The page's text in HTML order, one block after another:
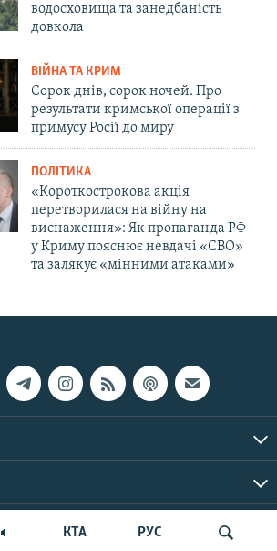
КТА РУС
водосховища та занедбаність
довкола
ВІЙНА ТА КРИМ
Сорок днів, сорок ночей. Про
результати кримської операції з
примусу Росії до миру
ПОЛІТИКА
«Короткострокова акція
перетворилася на війну на
виснаження»: Як пропаганда РФ
у Криму пояснює невдачі «СВО»
та залякує «мінними атаками»
© Крим.Реалії, 2026 | Усі права застережено.